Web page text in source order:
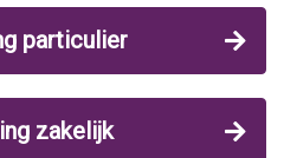
particulier
zakelijk